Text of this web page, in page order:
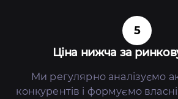
Ціна нижча за
Ми регулярно аналізуємо
конкурентів і формуємо
5